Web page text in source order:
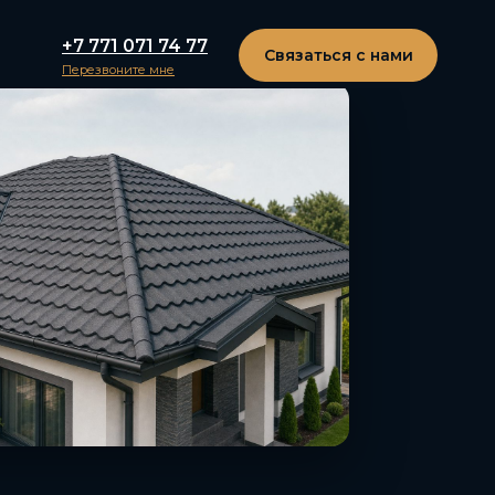
+7 771 071 74 77
Перезвоните мне
Связаться с нами